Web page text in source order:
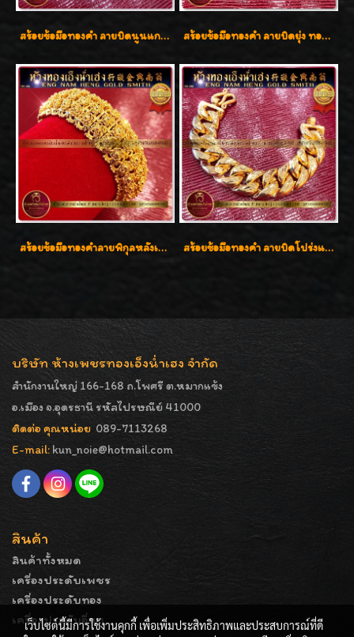
สร้อยข้อมือทองคำ ลายบิดนูนแกะลาย ทองคำ 96.5% น้ำหนัก 5 บาท สวยค่ะ สร้อยข้อมือทองคำ ลายบิดยุ่ง ทองคำ 96.5% น้ำหนัก 3 บาท สวยน่าสะสมค่ะ
สร้อยข้อมือทองคำลายพิกุลหลังเต่า น้ำหนัก 86.6g ( 5.71 บาท ) หน้ากว้าง 20 มิล สร้อยข้อมือทองคำ ลายบิดโปร่งแกะลาย ทองคำ 96.5% น้ำหนัก 5 บาท สวยค่ะ
บริษัท ห้างเพชรทองเอ็งน่ำเฮง จำกัด
สำนักงานใหญ่ 166-168 ถ.โพศรี ต.หมากแข้ง
อ.เมือง จ.อุดรธานี รหัสไปรษณีย์ 41000
ติดต่อ คุณหน่อย 089-7113268
E-mail: kun_noie@hotmail.com
สินค้า
สินค้าทั้งหมด
เครื่องประดับเพชร
เครื่องประดับทอง
เครื่องประดับอื่นๆ
เว็บไซต์นี้มีการใช้งานคุกกี้ เพื่อเพิ่มประสิทธิภาพและประสบการณ์ที่ดี